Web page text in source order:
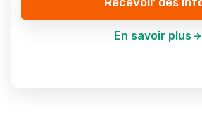
En savoir plus